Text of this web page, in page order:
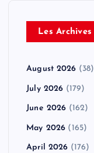
Les Archives
August 2026 (38)
July 2026 (179)
June 2026 (162)
May 2026 (165)
April 2026 (176)